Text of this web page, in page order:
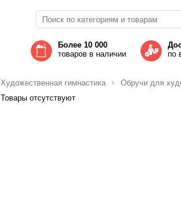
Более 10 000
товаров в наличии
по
Художественная гимнастика
Обручи для
Товары отсутствуют